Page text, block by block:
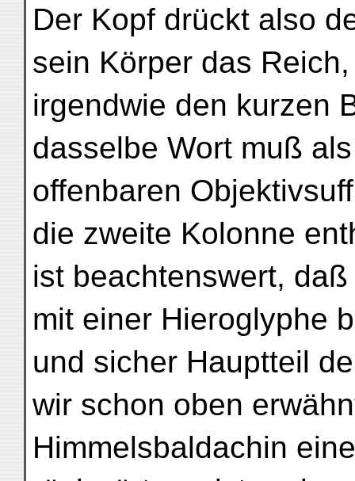
Der Kopf drückt also
sein Körper das
irgendwie den kurzen
dasselbe Wort muß
offenbaren
die zweite Kolonne
ist beachtenswert,
mit einer Hieroglyphe
und sicher Hauptteil
wir schon oben
Himmelsbaldachin